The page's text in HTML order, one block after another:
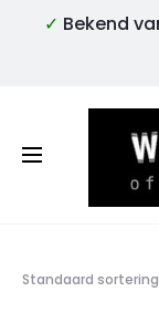
✓ Bekend
Standaard sortering